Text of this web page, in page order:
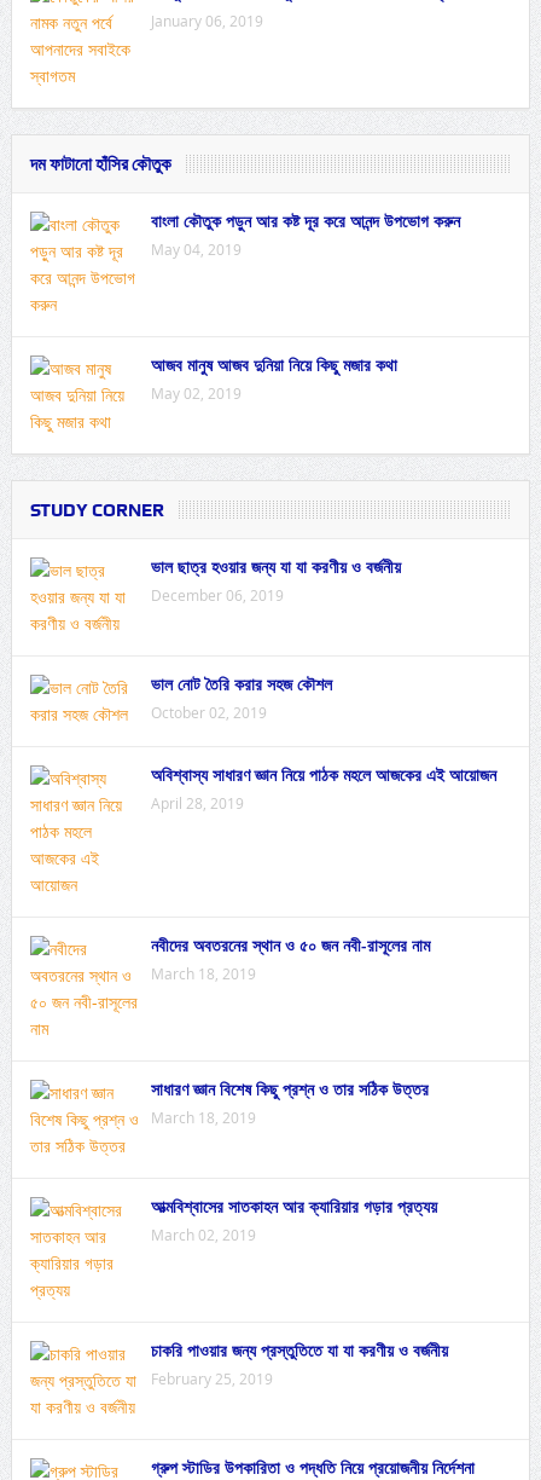
January 06, 2019
দম ফাটানো হাঁসির কৌতুক
বাংলা কৌতুক পড়ুন আর কষ্ট দূর করে আনন্দ উপভোগ করুন
May 04, 2019
আজব মানুষ আজব দুনিয়া নিয়ে কিছু মজার কথা
May 02, 2019
STUDY CORNER
ভাল ছাত্র হওয়ার জন্য যা যা করণীয় ও বর্জনীয়
December 06, 2019
ভাল নোট তৈরি করার সহজ কৌশল
October 02, 2019
অবিশ্বাস্য সাধারণ জ্ঞান নিয়ে পাঠক মহলে আজকের এই আয়োজন
April 28, 2019
নবীদের অবতরনের স্থান ও ৫০ জন নবী-রাসূলের নাম
March 18, 2019
সাধারণ জ্ঞান বিশেষ কিছু প্রশ্ন ও তার সঠিক উত্তর
March 18, 2019
আত্মবিশ্বাসের সাতকাহন আর ক্যারিয়ার গড়ার প্রত্যয়
March 02, 2019
চাকরি পাওয়ার জন্য প্রস্তুতিতে যা যা করণীয় ও বর্জনীয়
February 25, 2019
গ্রুপ স্টাডির উপকারিতা ও পদ্ধতি নিয়ে প্রয়োজনীয় নির্দেশনা